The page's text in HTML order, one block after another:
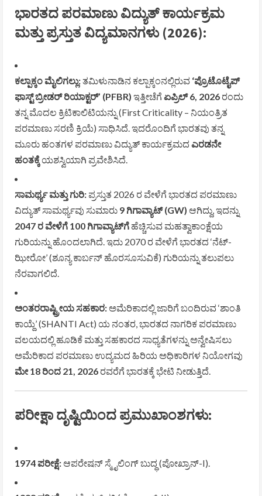
ಭಾರತದ ಪರಮಾಣು ವಿದ್ಯುತ್ ಕಾರ್ಯಕ್ರಮ
ಮತ್ತು ಪ್ರಸ್ತುತ ವಿದ್ಯಮಾನಗಳು (2026):
ಕಲ್ಪಾಕ್ಕಂ ಮೈಲಿಗಲ್ಲು:ತಮಿಳುನಾಡಿನ ಕಲ್ಪಾಕ್ಕಂನಲ್ಲಿರುವ ‘ಪ್ರೊಟೊಟೈಪ್
ಫಾಸ್ಟ್ ಬ್ರೀಡರ್ ರಿಯಾಕ್ಟರ್’ (PFBR) ಇತ್ತೀಚೆಗೆ ಏಪ್ರಿಲ್ 6, 2026 ರಂದು
ತನ್ನ ಮೊದಲ ಕ್ರಿಟಿಕಾಲಿಟಿಯನ್ನು (First Criticality – ನಿಯಂತ್ರಿತ
ಪರಮಾಣು ಸರಣಿ ಕ್ರಿಯೆ) ಸಾಧಿಸಿದೆ. ಇದರೊಂದಿಗೆ ಭಾರತವು ತನ್ನ
ಮೂರು ಹಂತಗಳ ಪರಮಾಣು ವಿದ್ಯುತ್ ಕಾರ್ಯಕ್ರಮದ ಎರಡನೇ
ಹಂತಕ್ಕೆ ಯಶಸ್ವಿಯಾಗಿ ಪ್ರವೇಶಿಸಿದೆ.
ಸಾಮರ್ಥ್ಯ ಮತ್ತು ಗುರಿ: ಪ್ರಸ್ತುತ 2026 ರ ವೇಳೆಗೆ ಭಾರತದ ಪರಮಾಣು
ವಿದ್ಯುತ್ ಸಾಮರ್ಥ್ಯವು ಸುಮಾರು 9 ಗಿಗಾವ್ಯಾಟ್ (GW) ಆಗಿದ್ದು, ಇದನ್ನು
2047 ರ ವೇಳೆಗೆ 100 ಗಿಗಾವ್ಯಾಟ್‌ಗೆ ಹೆಚ್ಚಿಸುವ ಮಹತ್ವಾಕಾಂಕ್ಷೆಯ
ಗುರಿಯನ್ನು ಹೊಂದಲಾಗಿದೆ. ಇದು 2070 ರ ವೇಳೆಗೆ ಭಾರತದ ‘ನೆಟ್-
ಝೀರೋ’ (ಶೂನ್ಯ ಕಾರ್ಬನ್ ಹೊರಸೂಸುವಿಕೆ) ಗುರಿಯನ್ನು ತಲುಪಲು
ನೆರವಾಗಲಿದೆ.
ಅಂತರರಾಷ್ಟ್ರೀಯ ಸಹಕಾರ: ಅಮೆರಿಕಾದಲ್ಲಿ ಜಾರಿಗೆ ಬಂದಿರುವ ‘ಶಾಂತಿ
ಕಾಯ್ದೆ’ (SHANTI Act) ಯ ನಂತರ, ಭಾರತದ ನಾಗರಿಕ ಪರಮಾಣು
ವಲಯದಲ್ಲಿ ಹೂಡಿಕೆ ಮತ್ತು ಸಹಕಾರದ ಸಾಧ್ಯತೆಗಳನ್ನು ಅನ್ವೇಷಿಸಲು
ಅಮೆರಿಕಾದ ಪರಮಾಣು ಉದ್ಯಮದ ಹಿರಿಯ ಅಧಿಕಾರಿಗಳ ನಿಯೋಗವು
ಮೇ 18 ರಿಂದ 21, 2026 ರವರೆಗೆ ಭಾರತಕ್ಕೆ ಭೇಟಿ ನೀಡುತ್ತಿದೆ.
ಪರೀಕ್ಷಾ ದೃಷ್ಟಿಯಿಂದ ಪ್ರಮುಖಾಂಶಗಳು:
1974 ಪರೀಕ್ಷೆ: ಆಪರೇಷನ್ ಸ್ಮೈಲಿಂಗ್ ಬುದ್ಧ (ಪೋಖ್ರಾನ್-I).